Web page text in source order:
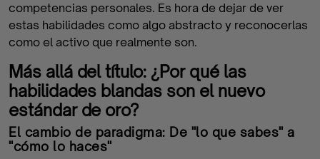
competencias personales. Es hora de dejar de ver
estas habilidades como algo abstracto y reconocerlas
como el activo que realmente son.
Más allá del título: ¿Por qué las
habilidades blandas son el nuevo
estándar de oro?
El cambio de paradigma: De "lo que sabes" a
"cómo lo haces"